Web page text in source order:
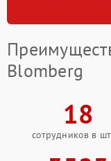
Blomberg
18
сотрудников в